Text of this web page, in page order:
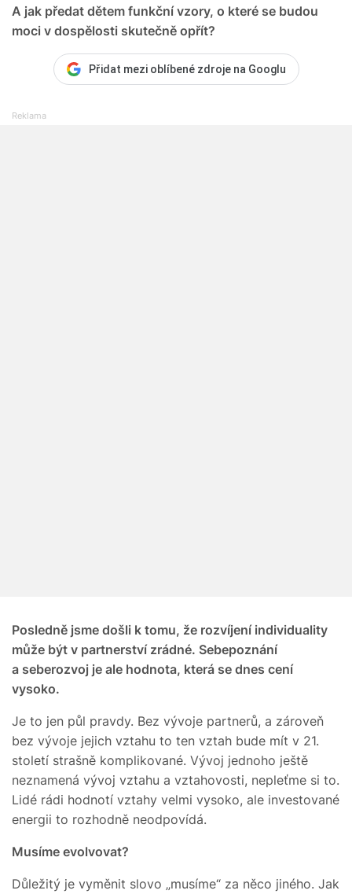
A jak předat dětem funkční vzory, o které se budou
moci v dospělosti skutečně opřít?
Přidat mezi oblíbené zdroje na Googlu
Posledně jsme došli k tomu, že rozvíjení individuality
může být v partnerství zrádné. Sebepoznání
a seberozvoj je ale hodnota, která se dnes cení
vysoko.
Je to jen půl pravdy. Bez vývoje partnerů, a zároveň
bez vývoje jejich vztahu to ten vztah bude mít v 21.
století strašně komplikované. Vývoj jednoho ještě
neznamená vývoj vztahu a vztahovosti, nepleťme si to.
Lidé rádi hodnotí vztahy velmi vysoko, ale investované
energii to rozhodně neodpovídá.
Musíme evolvovat?
Důležitý je vyměnit slovo „musíme“ za něco jiného. Jak